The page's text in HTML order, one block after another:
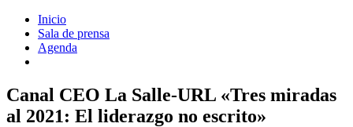
Inicio
Sala de prensa
Agenda
Canal CEO La Salle-URL «Tres miradas
al 2021: El liderazgo no escrito»